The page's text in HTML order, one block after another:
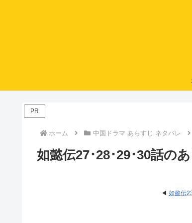
PR
ホーム 中国ドラマ あらすじ ネタバレ
如懿伝27･28･29･30話の
◀ 如懿伝